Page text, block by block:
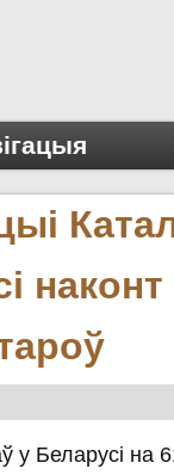
наконт
у Беларусі